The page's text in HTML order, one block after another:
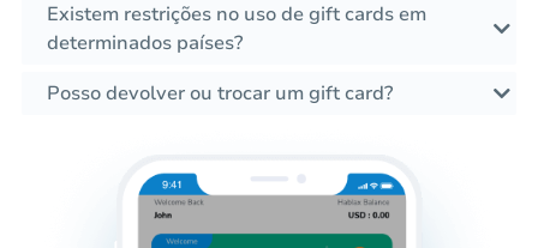
Existem restrições no uso de gift cards em
determinados países?
Posso devolver ou trocar um gift card?